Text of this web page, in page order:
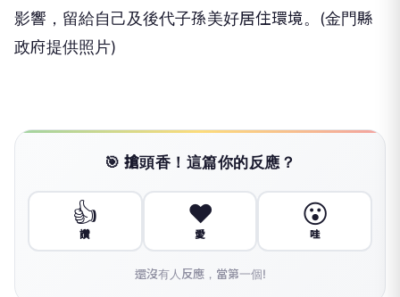
影響，留給自己及後代子孫美好居住環境。(金門縣
政府提供照片)
🎯 搶頭香！這篇你的反應？
👍
讚
❤️
愛
😮
哇
還沒有人反應，當第一個!